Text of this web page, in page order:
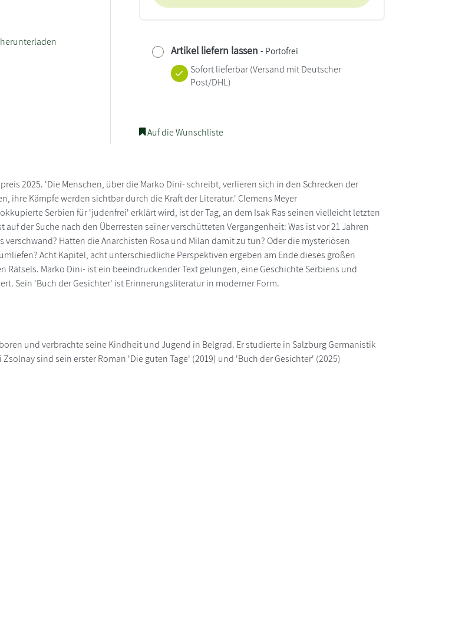
Artikel liefern lassen - Portofrei
Sofort lieferbar(Versand mit Deutscher
Post/DHL)
Auf die Wunschliste
2025. 'Die Menschen, über die Marko Dini- schreibt, verlieren sich in den Schrecken der
ihre Kämpfe werden sichtbar durch die Kraft der Literatur.' Clemens Meyer
okkupierte Serbien für 'judenfrei' erklärt wird, ist der Tag, an dem Isak Ras seinen vielleicht letzten
auf der Suche nach den Überresten seiner verschütteten Vergangenheit: Was ist vor 21 Jahren
verschwand? Hatten die Anarchisten Rosa und Milan damit zu tun? Oder die mysteriösen
Acht Kapitel, acht unterschiedliche Perspektiven ergeben am Ende dieses großen
Rätsels. Marko Dini- ist ein beeindruckender Text gelungen, eine Geschichte Serbiens und
Sein 'Buch der Gesichter' ist Erinnerungsliteratur in moderner Form.
und verbrachte seine Kindheit und Jugend in Belgrad. Er studierte in Salzburg Germanistik
sind sein erster Roman 'Die guten Tage' (2019) und 'Buch der Gesichter' (2025)